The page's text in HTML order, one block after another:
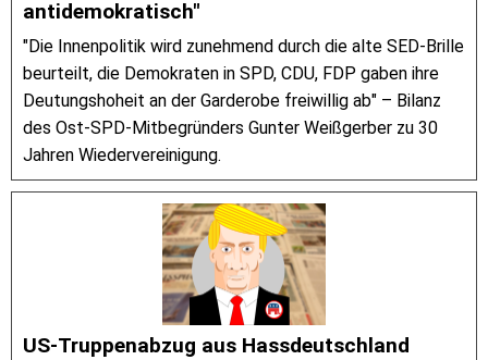
antidemokratisch"
"Die Innenpolitik wird zunehmend durch die alte SED-Brille
beurteilt, die Demokraten in SPD, CDU, FDP gaben ihre
Deutungshoheit an der Garderobe freiwillig ab" – Bilanz
des Ost-SPD-Mitbegründers Gunter Weißgerber zu 30
Jahren Wiedervereinigung.
US-Truppenabzug aus Hassdeutschland